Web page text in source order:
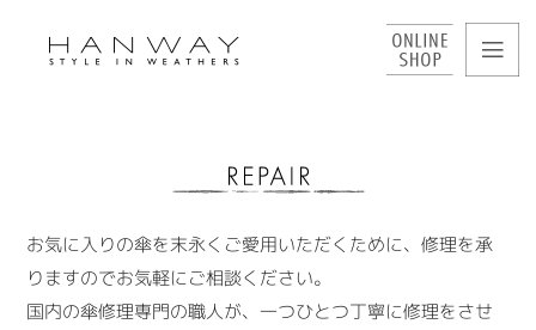
お気に入りの傘を末永くご愛用いただくために、修理を承
りますのでお気軽にご相談ください。
国内の傘修理専門の職人が、一つひとつ丁寧に修理をさせ